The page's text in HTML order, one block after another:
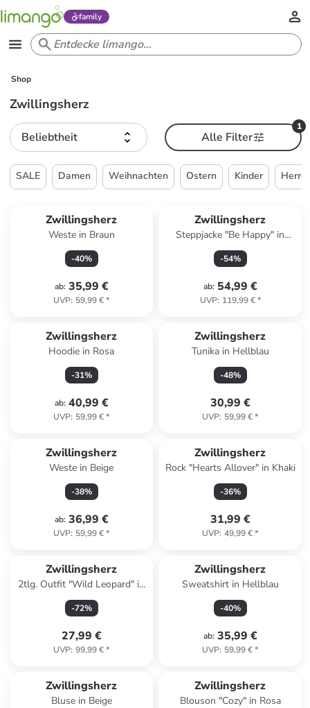
family
Shop
Zwillingsherz
Beliebtheit
1
Alle Filter
SALE Damen Weihnachten Ostern Kinder
Zwillingsherz
Weste in Braun
-40%
ab: 35,99 €
UVP: 59,99 €*
Zwillingsherz
Steppjacke "Be Happy" in
Grün
-54%
ab: 54,99 €
UVP: 119,99 €*
Zwillingsherz
Hoodie in Rosa
-31%
ab: 40,99 €
UVP: 59,99 €*
Zwillingsherz
Tunika in Hellblau
-48%
30,99 €
UVP: 59,99 €*
Zwillingsherz
Weste in Beige
-38%
ab: 36,99 €
UVP: 59,99 €*
Zwillingsherz
Rock "Hearts Allover" in Khaki
-36%
31,99 €
UVP: 49,99 €*
Zwillingsherz
2tlg. Outfit "Wild Leopard" in
Bunt
-72%
27,99 €
UVP: 99,99 €*
Zwillingsherz
Sweatshirt in Hellblau
-40%
ab: 35,99 €
UVP: 59,99 €*
Zwillingsherz
Bluse in Beige
Zwillingsherz
Blouson "Cozy" in Rosa